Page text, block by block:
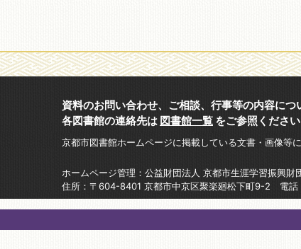
資料のお問い合わせ、ご相談、行事等の内容につ
各図書館の連絡先は 図書館一覧 をご参照ください
京都市図書館ホームページに掲載している文書・画像等
ホームページ管理：公益財団法人 京都市生涯学習振興財
住所：〒604-8401 京都市中京区聚楽廻松下町9-2 電